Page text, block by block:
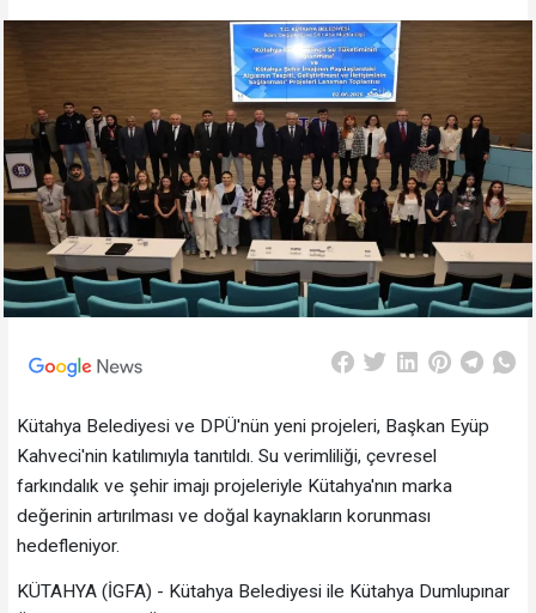
Kütahya Belediyesi ve DPÜ'nün yeni projeleri, Başkan Eyüp
Kahveci'nin katılımıyla tanıtıldı. Su verimliliği, çevresel
farkındalık ve şehir imajı projeleriyle Kütahya'nın marka
değerinin artırılması ve doğal kaynakların korunması
hedefleniyor.
KÜTAHYA (İGFA) - Kütahya Belediyesi ile Kütahya Dumlupınar